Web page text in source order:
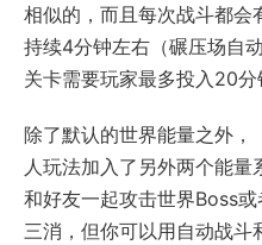
相似的，而且每次战斗都会
持续4分钟左右（碾压场自
关卡需要玩家最多投入20分
除了默认的世界能量之外，
人玩法加入了另外两个能
和好友一起攻击世界Boss
三消，但你可以用自动战斗